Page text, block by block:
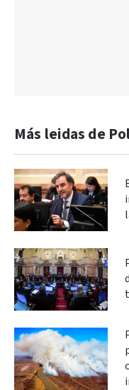
Más leidas de